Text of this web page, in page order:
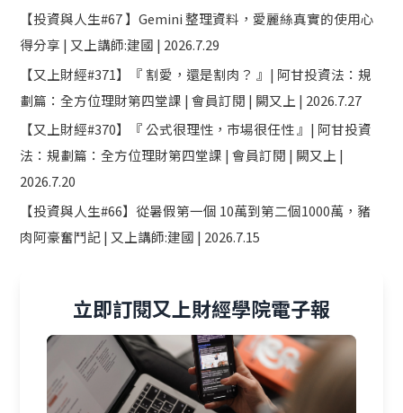
【投資與人生#67 】Gemini 整理資料，愛麗絲真實的使用心
得分享 | 又上講師:建國 | 2026.7.29
【又上財經#371】『 割愛，還是割肉？ 』| 阿甘投資法：規
劃篇：全方位理財第四堂課 | 會員訂閱 | 闕又上 | 2026.7.27
【又上財經#370】『 公式很理性，市場很任性 』| 阿甘投資
法：規劃篇：全方位理財第四堂課 | 會員訂閱 | 闕又上 |
2026.7.20
【投資與人生#66】從暑假第一個 10萬到第二個1000萬，豬
肉阿豪奮鬥記 | 又上講師:建國 | 2026.7.15
立即訂閱又上財經學院電子報